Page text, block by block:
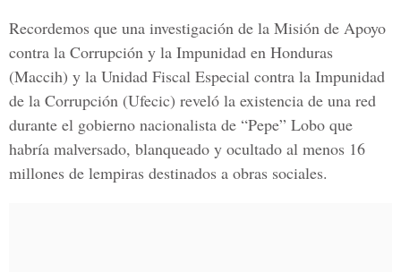
Recordemos que una investigación de la Misión de Apoyo
contra la Corrupción y la Impunidad en Honduras
(Maccih) y la Unidad Fiscal Especial contra la Impunidad
de la Corrupción (Ufecic) reveló la existencia de una red
durante el gobierno nacionalista de “Pepe” Lobo que
habría malversado, blanqueado y ocultado al menos 16
millones de lempiras destinados a obras sociales.